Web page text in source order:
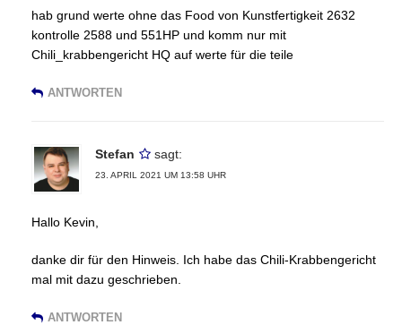
hab grund werte ohne das Food von Kunstfertigkeit 2632
kontrolle 2588 und 551HP und komm nur mit
Chili_krabbengericht HQ auf werte für die teile
ANTWORTEN
Stefan sagt:
23. APRIL 2021 UM 13:58 UHR
Hallo Kevin,
danke dir für den Hinweis. Ich habe das Chili-Krabbengericht
mal mit dazu geschrieben.
ANTWORTEN